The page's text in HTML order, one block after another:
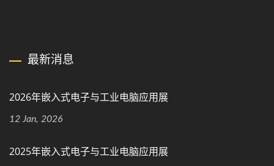
最新消息
2026年嵌入式电子与工业电脑应用展
12 Jan, 2026
2025年嵌入式电子与工业电脑应用展